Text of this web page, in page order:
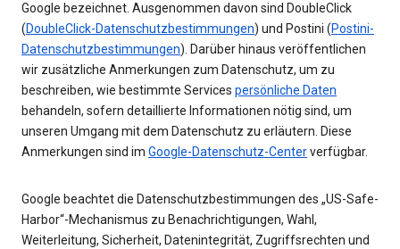
Google bezeichnet. Ausgenommen davon sind DoubleClick
(DoubleClick-Datenschutzbestimmungen) und Postini (Postini-
Datenschutzbestimmungen). Darüber hinaus veröffentlichen
wir zusätzliche Anmerkungen zum Datenschutz, um zu
beschreiben, wie bestimmte Services persönliche Daten
behandeln, sofern detaillierte Informationen nötig sind, um
unseren Umgang mit dem Datenschutz zu erläutern. Diese
Anmerkungen sind im Google-Datenschutz-Centerverfügbar.
Google beachtet die Datenschutzbestimmungen des „US-Safe-
Harbor“-Mechanismus zu Benachrichtigungen, Wahl,
Weiterleitung, Sicherheit, Datenintegrität, Zugriffsrechten und